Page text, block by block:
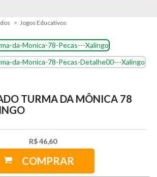
Jogos Educativos
TURMA DA MÔNICA 78
R$ 46,60
COMPRAR